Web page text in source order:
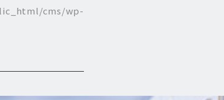
cms/wp-